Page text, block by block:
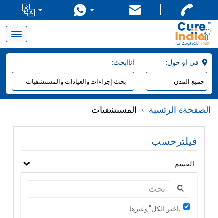
Toggle
navigation
:اناابحث
الصفحةة الرئسية المستشفيات
فيلترحسب
القسم
اختر الكل";وغيرها.